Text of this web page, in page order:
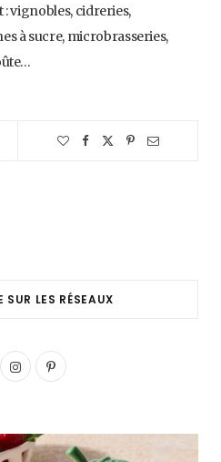
: vignobles, cidreries,
à sucre, microbrasseries,
SUR LES RÉSEAUX
I
P